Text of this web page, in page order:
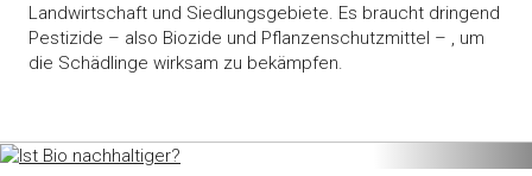
Landwirtschaft und Siedlungsgebiete. Es braucht dringend
Pestizide – also Biozide und Pflanzenschutzmittel – , um
die Schädlinge wirksam zu bekämpfen.